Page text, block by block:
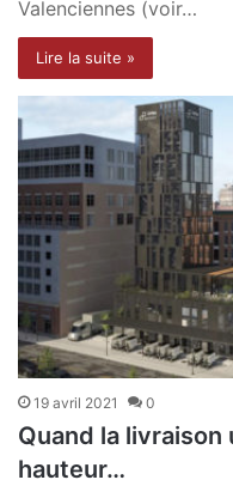
Valenciennes (voir…
Lire la suite »
19 avril 2021 0
Quand la
hauteur…